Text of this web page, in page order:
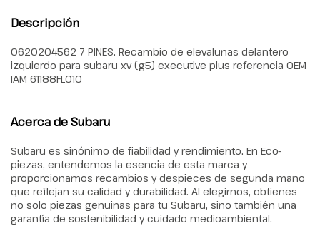
Descripción
0620204562 7 PINES. Recambio de elevalunas delantero
izquierdo para subaru xv (g5) executive plus referencia OEM
IAM 61188FL010
Acerca de Subaru
Subaru es sinónimo de fiabilidad y rendimiento. En Eco-
piezas, entendemos la esencia de esta marca y
proporcionamos recambios y despieces de segunda mano
que reflejan su calidad y durabilidad. Al elegirnos, obtienes
no solo piezas genuinas para tu Subaru, sino también una
garantía de sostenibilidad y cuidado medioambiental.